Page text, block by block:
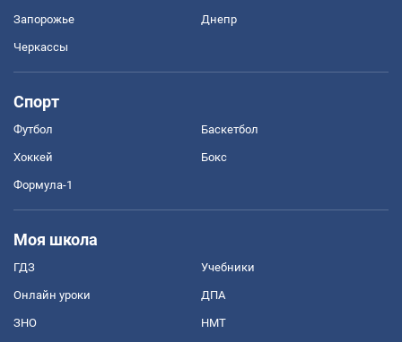
Запорожье Днепр
Черкассы
Спорт
Футбол Баскетбол
Хоккей Бокс
Формула-1
Моя школа
ГДЗ Учебники
Онлайн уроки ДПА
ЗНО НМТ